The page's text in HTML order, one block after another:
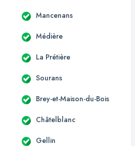
Mancenans
Médière
La Prétière
Sourans
Brey-et-Maison-du-Bois
Châtelblanc
Gellin